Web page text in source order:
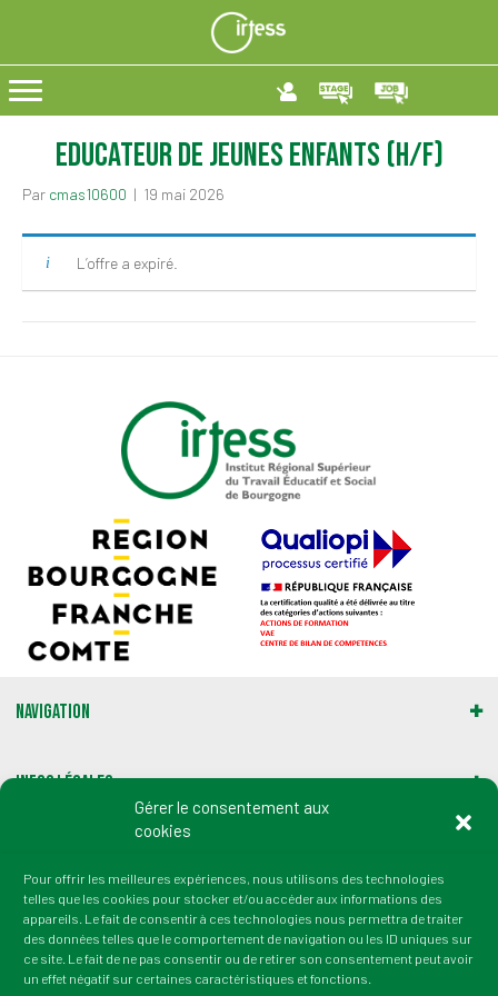
Gérer le consentement aux
cookies
Pour offrir les meilleures expériences, nous utilisons des technologies
telles que les cookies pour stocker et/ou accéder aux informations des
appareils. Le fait de consentir à ces technologies nous permettra de traiter
des données telles que le comportement de navigation ou les ID uniques sur
ce site. Le fait de ne pas consentir ou de retirer son consentement peut avoir
un effet négatif sur certaines caractéristiques et fonctions.
Educateur de jeunes enfants (H/F)
Par cmas10600 | 19 mai 2026
L’offre a expiré.
Navigation
Infos légales
Adresse :
2 rue du Professeur Marion
21000 Dijon
tél. : 03 80 72 64 50